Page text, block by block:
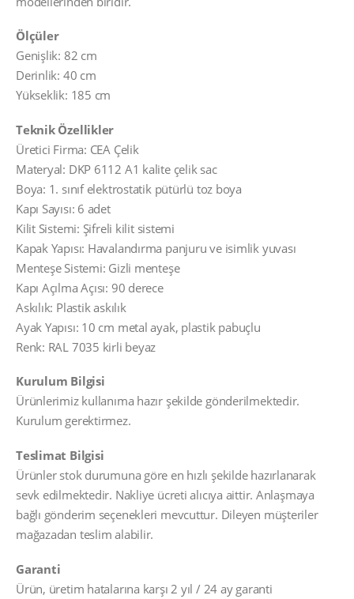
Ölçüler
Genişlik: 82 cm
Derinlik: 40 cm
Yükseklik: 185 cm
Teknik Özellikler
Üretici Firma: CEA Çelik
Materyal: DKP 6112 A1 kalite çelik sac
Boya: 1. sınıf elektrostatik pütürlü toz boya
Kapı Sayısı: 6 adet
Kilit Sistemi: Şifreli kilit sistemi
Kapak Yapısı: Havalandırma panjuru ve isimlik yuvası
Menteşe Sistemi: Gizli menteşe
Kapı Açılma Açısı: 90 derece
Askılık: Plastik askılık
Ayak Yapısı: 10 cm metal ayak, plastik pabuçlu
Renk: RAL 7035 kirli beyaz
Kurulum Bilgisi
Ürünlerimiz kullanıma hazır şekilde gönderilmektedir.
Kurulum gerektirmez.
Teslimat Bilgisi
Ürünler stok durumuna göre en hızlı şekilde hazırlanarak
sevk edilmektedir. Nakliye ücreti alıcıya aittir. Anlaşmaya
bağlı gönderim seçenekleri mevcuttur. Dileyen müşteriler
mağazadan teslim alabilir.
Garanti
Ürün, üretim hatalarına karşı 2 yıl / 24 ay garanti